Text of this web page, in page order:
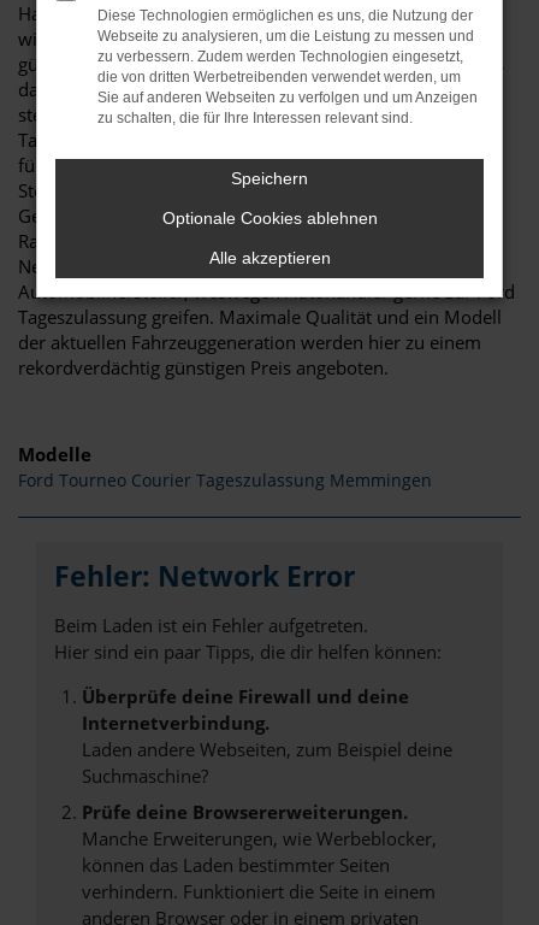
Haben Sie Lust auf einen Geheimtipp? Dann präsentieren
wir Ihnen gerne eine Ford Tageszulassung und damit die
günstigste Variante, um in Memmingen mobil zu sein. Was
das bedeutet? Vor allem, dass Sie in einen Neuwagen
steigen, wie er günstiger nicht sein könnte. Der Name Ford
Tageszulassung bedeutet, dass das entsprechende Modell
für genau einen Tag in Memmingen oder an einer anderen
Stelle zugelassen wurde. Pro forma wird somit ein
Gebrauchtwagen geschaffen, wodurch wir hinsichtlich der
Rabatte vollkommen freie Hand erhalten. Klassische
Neuwagen unterliegen hingegen den Vorgaben der
Automobilhersteller, weswegen Autohändler gerne zur Ford
Tageszulassung greifen. Maximale Qualität und ein Modell
der aktuellen Fahrzeuggeneration werden hier zu einem
rekordverdächtig günstigen Preis angeboten.
Modelle
Ford Tourneo Courier Tageszulassung Memmingen
Fehler: Network Error
Beim Laden ist ein Fehler aufgetreten.
Hier sind ein paar Tipps, die dir helfen können:
Überprüfe deine Firewall und deine
Internetverbindung.
Laden andere Webseiten, zum Beispiel deine
Suchmaschine?
Prüfe deine Browsererweiterungen.
Manche Erweiterungen, wie Werbeblocker,
können das Laden bestimmter Seiten
verhindern. Funktioniert die Seite in einem
anderen Browser oder in einem privaten
Diese Technologien ermöglichen es uns, die Nutzung der
Webseite zu analysieren, um die Leistung zu messen und
zu verbessern. Zudem werden Technologien eingesetzt,
die von dritten Werbetreibenden verwendet werden, um
Sie auf anderen Webseiten zu verfolgen und um Anzeigen
zu schalten, die für Ihre Interessen relevant sind.
Speichern
Optionale Cookies ablehnen
Alle akzeptieren